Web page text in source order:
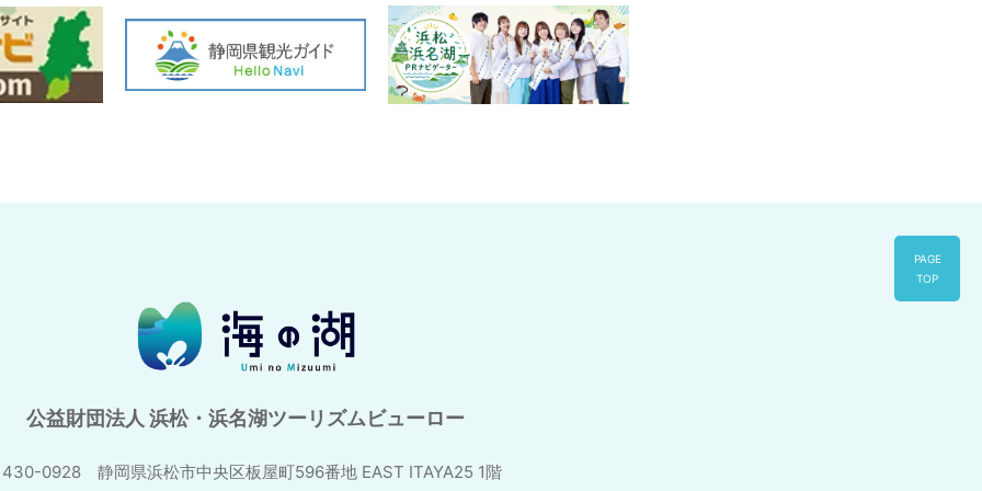
公益財団法人 浜松・浜名湖ツーリズムビューロー
0928 静岡県浜松市中央区板屋町596番地 EAST ITAYA25 1階
PAGE
TOP